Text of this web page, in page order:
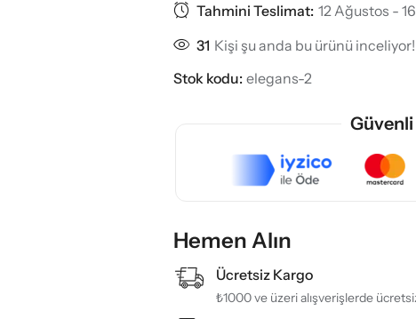
Tahmini Teslimat: 12 Ağustos -
31 Kişi şu anda bu ürünü inceliyor!
Stok kodu: elegans-2
Hemen Alın
Ücretsiz Kargo
₺1000 ve üzeri alışverişlerde